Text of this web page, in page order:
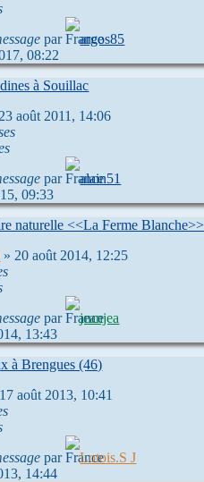
par
argos85
08:22
à Souillac
23 août 2011, 14:06
par
alain51
09:33
naturelle <<La Ferme Blanche>>
» 20 août 2014, 12:25
par
jeanjea
13:43
à Brengues (46)
17 août 2013, 10:41
par
Lotois.S J
14:44